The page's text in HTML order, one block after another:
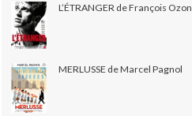
L’ÉTRANGER de François Ozon
MERLUSSE de Marcel Pagnol